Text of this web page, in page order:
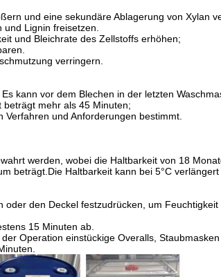
und eine sekundäre Ablagerung von Xylan
Lignin freisetzen.
und Bleichrate des Zellstoffs erhöhen;
verringern.
kann vor dem Blechen in der letzten
mehr als 45 Minuten;
und Anforderungen bestimmt.
werden, wobei die Haltbarkeit von 18
beträgt.Die Haltbarkeit kann bei 5°C verlängert
den Deckel festzudrücken, um
15 Minuten ab.
Operation einstückige Overalls,